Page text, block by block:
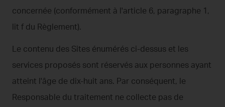
concernée (conformément à l'article 6, paragraphe 1,
lit f du Règlement).
Le contenu des Sites énumérés ci-dessus et les
services proposés sont réservés aux personnes ayant
atteint l'âge de dix-huit ans. Par conséquent, le
Responsable du traitement ne collecte pas de